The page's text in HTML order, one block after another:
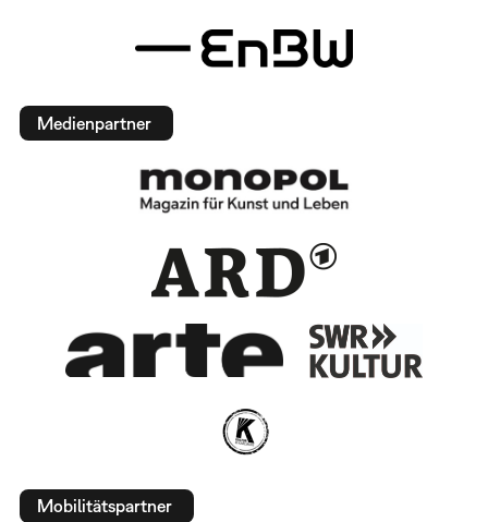
Medienpartner
Mobilitätspartner